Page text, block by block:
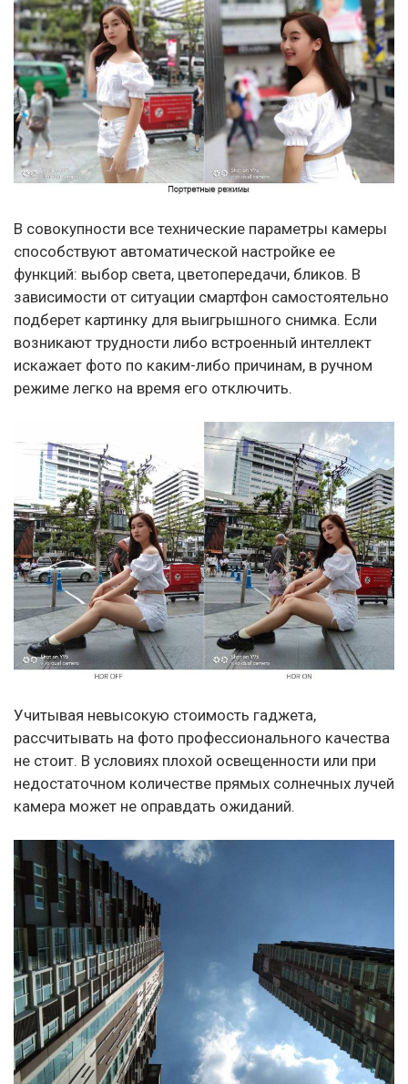
В совокупности все технические параметры камеры
способствуют автоматической настройке ее
функций: выбор света, цветопередачи, бликов. В
зависимости от ситуации смартфон самостоятельно
подберет картинку для выигрышного снимка. Если
возникают трудности либо встроенный интеллект
искажает фото по каким-либо причинам, в ручном
режиме легко на время его отключить.
Учитывая невысокую стоимость гаджета,
рассчитывать на фото профессионального качества
не стоит. В условиях плохой освещенности или при
недостаточном количестве прямых солнечных лучей
камера может не оправдать ожиданий.